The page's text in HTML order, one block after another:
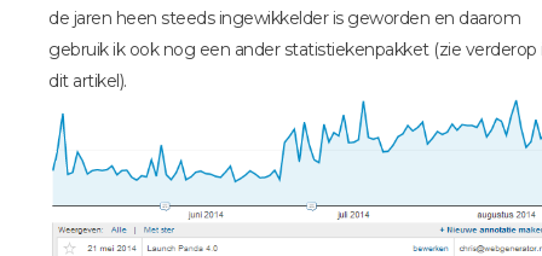
de jaren heen steeds ingewikkelder is geworden en daarom
gebruik ik ook nog een ander statistiekenpakket (zie verderop
dit artikel).